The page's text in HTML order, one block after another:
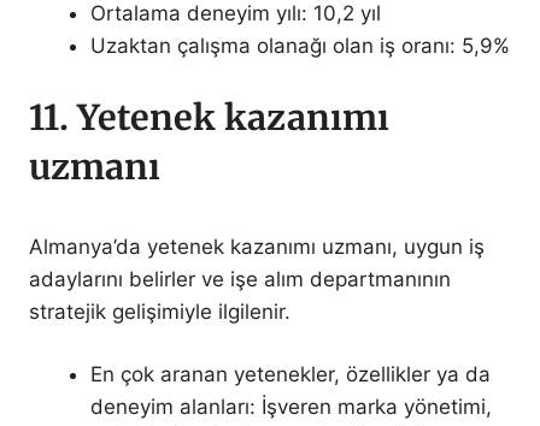
Ortalama deneyim yılı: 10,2 yıl
Uzaktan çalışma olanağı olan iş oranı: 5,9%
11. Yetenek kazanımı
uzmanı
Almanya’da yetenek kazanımı uzmanı, uygun iş
adaylarını belirler ve işe alım departmanının
stratejik gelişimiyle ilgilenir.
En çok aranan yetenekler, özellikler ya da
deneyim alanları: İşveren marka yönetimi,